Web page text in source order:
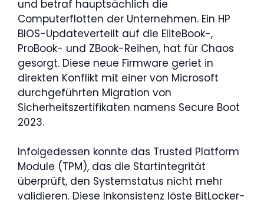
und betraf hauptsächlich die
Computerflotten der Unternehmen. Ein HP
BIOS-Updateverteilt auf die EliteBook-,
ProBook- und ZBook-Reihen, hat für Chaos
gesorgt. Diese neue Firmware geriet in
direkten Konflikt mit einer von Microsoft
durchgeführten Migration von
Sicherheitszertifikaten namens Secure Boot
2023.
Infolgedessen konnte das Trusted Platform
Module (TPM), das die Startintegrität
überprüft, den Systemstatus nicht mehr
validieren. Diese Inkonsistenz löste BitLocker-